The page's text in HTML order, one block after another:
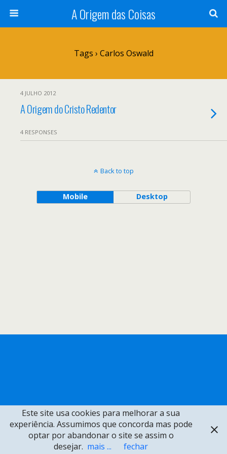
A Origem das Coisas
Tags › Carlos Oswald
4 JULHO 2012
A Origem do Cristo Redentor
4 RESPONSES
Back to top
Mobile Desktop
Este site usa cookies para melhorar a sua
experiência. Assumimos que concorda mas pode
optar por abandonar o site se assim o
desejar. mais ... fechar